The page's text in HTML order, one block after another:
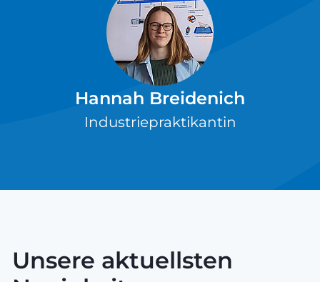
Hannah Breidenich
Industriepraktikantin
Unsere aktuellsten